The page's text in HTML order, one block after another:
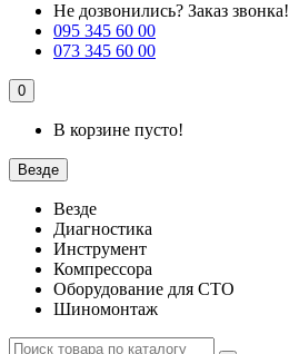
Не дозвонились? Заказ звонка!
095 345 60 00
073 345 60 00
0
В корзине пусто!
Везде
Везде
Диагностика
Инструмент
Компрессора
Оборудование для СТО
Шиномонтаж